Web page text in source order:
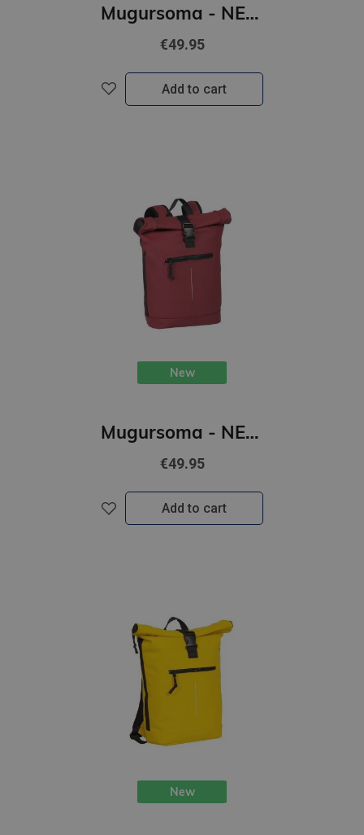
Mugursoma - NEW REBELS, Rolltop, New York. Olive, 16L
€49.95
Add to cart
New
Mugursoma - NEW REBELS, Rolltop, New York. Burgundy, 16L
€49.95
Add to cart
New